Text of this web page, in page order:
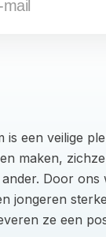
is een veilige
maken,
Door ons
jongeren
ze een